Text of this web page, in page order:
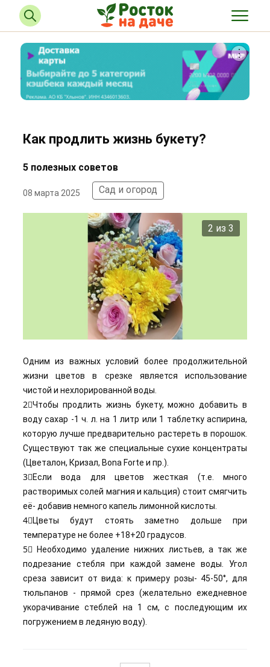
Как продлить жизнь букету?
5 полезных советов
08 марта 2025 Сад и огород
2 из 3
Одним из важных условий более продолжительной
жизни цветов в срезке является использование
чистой и нехлорированной воды.
2⃣Чтобы продлить жизнь букету, можно добавить в
воду сахар -1 ч. л. на 1 литр или 1 таблетку аспирина,
которую лучше предварительно растереть в порошок.
Существуют так же специальные сухие концентраты
(Цветалон, Кризал, Bona Forte и пр.).
3⃣Если вода для цветов жесткая (т.е. много
растворимых солей магния и кальция) стоит смягчить
её- добавив немного капель лимонной кислоты.
4⃣Цветы будут стоять заметно дольше при
температуре не более +18+20 градусов.
5⃣ Необходимо удаление нижних листьев, а так же
подрезание стебля при каждой замене воды. Угол
среза зависит от вида: к примеру розы- 45-50°, для
тюльпанов - прямой срез (желательно ежедневное
укорачивание стеблей на 1 см, с последующим их
погружением в ледяную воду).